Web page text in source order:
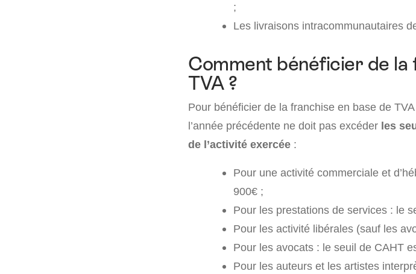
;
Les livraisons intracommunautaires
Comment bénéficier de la
TVA ?
Pour bénéficier de la franchise en base de
l’année précédente ne doit pas excéder les
de l’activité exercée :
Pour une activité commerciale et
900€ ;
Pour les prestations de services : le
Pour les activité libérales (sauf les
Pour les avocats : le seuil de CAHT
Pour les auteurs et les artistes